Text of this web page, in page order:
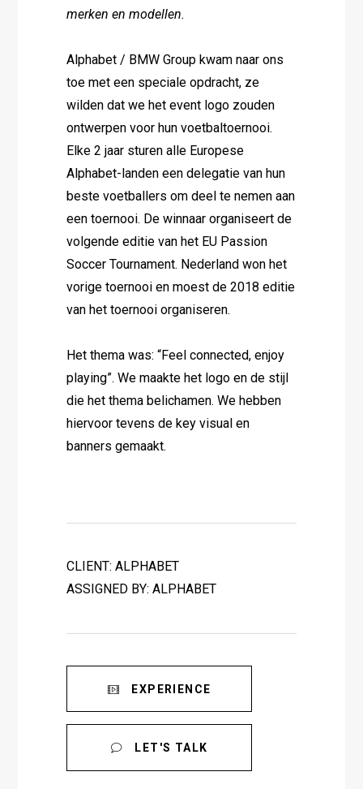
merken en modellen.
Alphabet / BMW Group kwam naar ons
toe met een speciale opdracht, ze
wilden dat we het event logo zouden
ontwerpen voor hun voetbaltoernooi.
Elke 2 jaar sturen alle Europese
Alphabet-landen een delegatie van hun
beste voetballers om deel te nemen aan
een toernooi. De winnaar organiseert de
volgende editie van het EU Passion
Soccer Tournament. Nederland won het
vorige toernooi en moest de 2018 editie
van het toernooi organiseren.
Het thema was: “Feel connected, enjoy
playing”. We maakte het logo en de stijl
die het thema belichamen. We hebben
hiervoor tevens de key visual en
banners gemaakt.
CLIENT: ALPHABET
ASSIGNED BY: ALPHABET
EXPERIENCE
LET'S TALK